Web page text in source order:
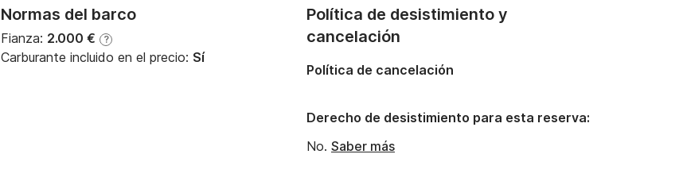
Normas del barco
Fianza: 2.000 € ?
Carburante incluido en el precio: Sí
Política de desistimiento y
cancelación
Política de cancelación
Derecho de desistimiento para esta reserva:
No. Saber más